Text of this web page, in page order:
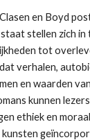
en Boyd
stellen zich in
tot
verhalen,
en waarden
kunnen
ethiek en